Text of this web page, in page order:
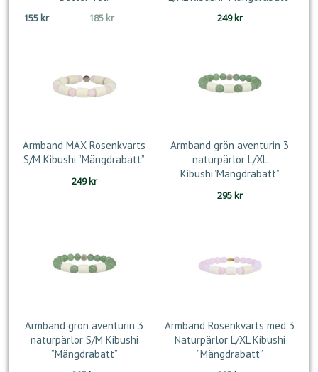
185krDet
155 kr
Det
249kr
Armband MAX Rosenkvarts
S/M Kibushi ”Mängdrabatt”
249kr
Armband grön aventurin 3
naturpärlor L/XL
Kibushi”Mängdrabatt”
295kr
Armband grön aventurin 3
naturpärlor S/M Kibushi
”Mängdrabatt”
Armband Rosenkvarts med 3
Naturpärlor L/XL Kibushi
”Mängdrabatt”